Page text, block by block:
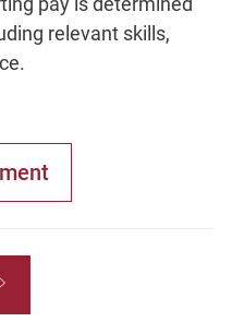
relevant skills,